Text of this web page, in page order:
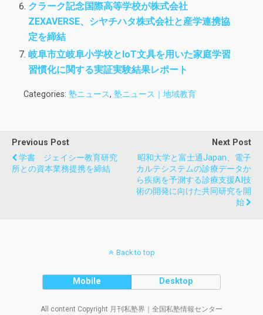
クラーク記念国際高等学校が株式会社
ZEXAVERSE、シヤチハタ株式会社と産学連携協
定を締結
岐阜市立岐阜小学校とIoT文具を用いた家庭学習
習慣化に関する実証実験結果レポート
Categories: 塾ニュース, 塾ニュース｜地域教育
Previous Post
学書 ジェイシー教育研究
所との資本業務提携を締結
Next Post
昭和大学と富士通Japan、電子
カルテシステムの診療データか
ら疾病を予測する診療支援AI技
術の開発に向けた共同研究を開
始
Back to top
Mobile Desktop
All content Copyright 月刊私塾界｜全国私塾情報センター